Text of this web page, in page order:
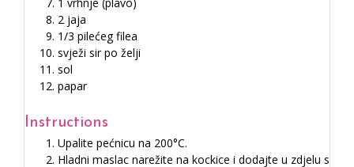
2 jaja
1/3 pilećeg filea
svježi sir po želji
sol
papar
Instructions
Upalite pećnicu na 200°C.
Hladni maslac narežite na kockice i dodajte u zdjelu s